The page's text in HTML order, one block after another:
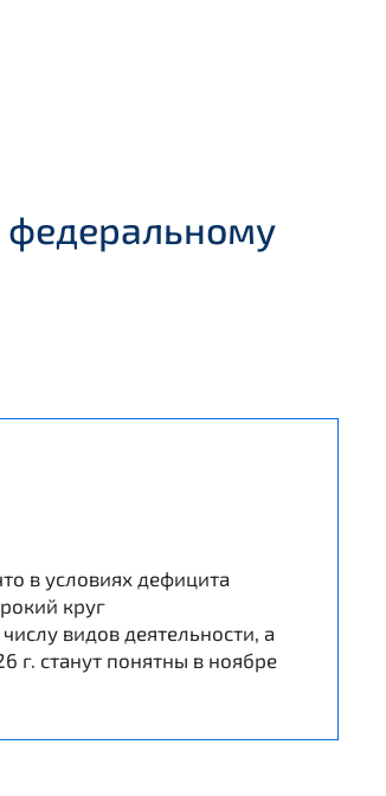
федеральному
в условиях дефицита
круг
видов деятельности, а
г. станут понятны в ноябре